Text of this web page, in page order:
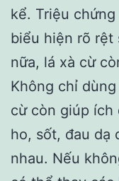
kể. Triệu
biểu hiện rõ rệt
nữa, lá xà cừ
Không chỉ
cừ còn giúp ích
ho, sốt, đau dạ
nhau. Nếu